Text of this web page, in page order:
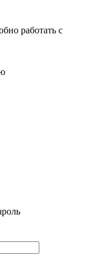
работать с